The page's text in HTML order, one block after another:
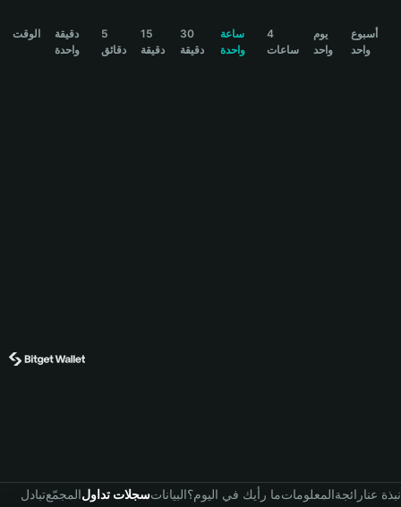
বাংলাالوقت
دقيقة
واحدة
5
دقائق
15
دقيقة
30
دقيقة
ساعة
واحدة
4
ساعات
يوم
واحد
أسبوع
واحد
تبادلالمجمّعسجلات تداولالبياناتما رأيك في اليوم؟المعلوماترائجةنبذة عنا